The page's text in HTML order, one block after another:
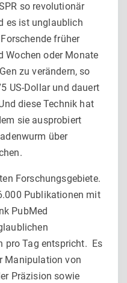
so revolutionär
es ist unglaublich
früher
Wochen oder Monate
zu verändern, so
US-Dollar und dauert
diese Technik hat
sie ausprobiert
über
Forschungsgebiete.
Publikationen mit
PubMed
pro Tag entspricht. Es
Manipulation von
Präzision sowie